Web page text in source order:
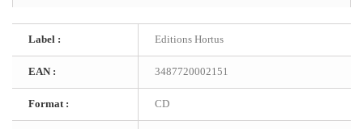
Label : Editions Hortus
EAN : 3487720002151
Format : CD